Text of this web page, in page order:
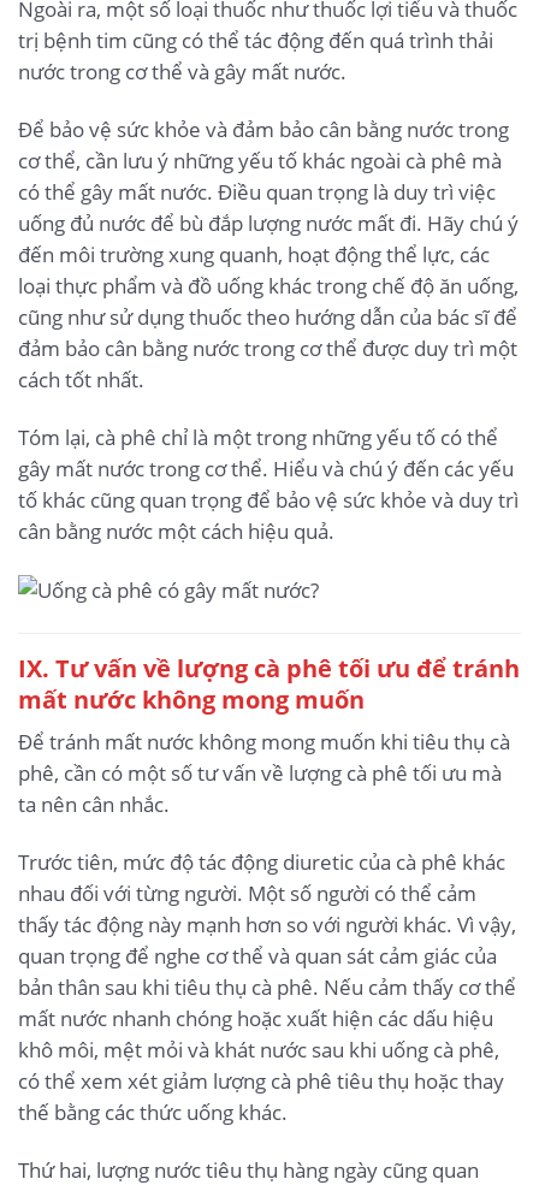
Ngoài ra, một số loại thuốc như thuốc lợi tiểu và thuốc
trị bệnh tim cũng có thể tác động đến quá trình thải
nước trong cơ thể và gây mất nước.
Để bảo vệ sức khỏe và đảm bảo cân bằng nước trong
cơ thể, cần lưu ý những yếu tố khác ngoài cà phê mà
có thể gây mất nước. Điều quan trọng là duy trì việc
uống đủ nước để bù đắp lượng nước mất đi. Hãy chú ý
đến môi trường xung quanh, hoạt động thể lực, các
loại thực phẩm và đồ uống khác trong chế độ ăn uống,
cũng như sử dụng thuốc theo hướng dẫn của bác sĩ để
đảm bảo cân bằng nước trong cơ thể được duy trì một
cách tốt nhất.
Tóm lại, cà phê chỉ là một trong những yếu tố có thể
gây mất nước trong cơ thể. Hiểu và chú ý đến các yếu
tố khác cũng quan trọng để bảo vệ sức khỏe và duy trì
cân bằng nước một cách hiệu quả.
IX. Tư vấn về lượng cà phê tối ưu để tránh
mất nước không mong muốn
Để tránh mất nước không mong muốn khi tiêu thụ cà
phê, cần có một số tư vấn về lượng cà phê tối ưu mà
ta nên cân nhắc.
Trước tiên, mức độ tác động diuretic của cà phê khác
nhau đối với từng người. Một số người có thể cảm
thấy tác động này mạnh hơn so với người khác. Vì vậy,
quan trọng để nghe cơ thể và quan sát cảm giác của
bản thân sau khi tiêu thụ cà phê. Nếu cảm thấy cơ thể
mất nước nhanh chóng hoặc xuất hiện các dấu hiệu
khô môi, mệt mỏi và khát nước sau khi uống cà phê,
có thể xem xét giảm lượng cà phê tiêu thụ hoặc thay
thế bằng các thức uống khác.
Thứ hai, lượng nước tiêu thụ hàng ngày cũng quan